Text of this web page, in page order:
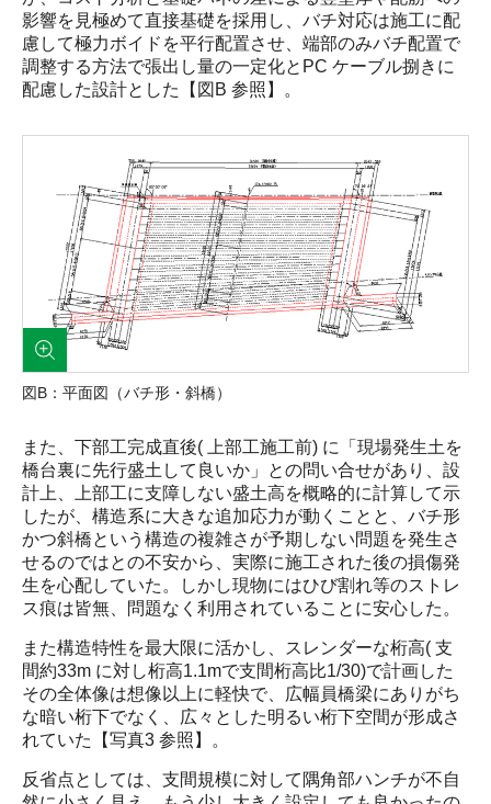
影響を見極めて直接基礎を採用し、バチ対応は施工に配
慮して極力ボイドを平行配置させ、端部のみバチ配置で
調整する方法で張出し量の一定化とPC ケーブル捌きに
配慮した設計とした【図B 参照】。
図B：平面図（バチ形・斜橋）
また、下部工完成直後( 上部工施工前) に「現場発生土を
橋台裏に先行盛土して良いか」との問い合せがあり、設
計上、上部工に支障しない盛土高を概略的に計算して示
したが、構造系に大きな追加応力が動くことと、バチ形
かつ斜橋という構造の複雑さが予期しない問題を発生さ
せるのではとの不安から、実際に施工された後の損傷発
生を心配していた。しかし現物にはひび割れ等のストレ
ス痕は皆無、問題なく利用されていることに安心した。
また構造特性を最大限に活かし、スレンダーな桁高( 支
間約33m に対し桁高1.1mで支間桁高比1/30)で計画した
その全体像は想像以上に軽快で、広幅員橋梁にありがち
な暗い桁下でなく、広々とした明るい桁下空間が形成さ
れていた【写真3 参照】。
反省点としては、支間規模に対して隅角部ハンチが不自